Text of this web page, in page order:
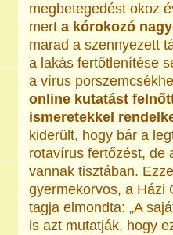
megbetegedést okoz
mert a kórokozó
marad a szennyezett
a lakás fertőtlenítése
a vírus
online kutatást
ismeretekkel
kiderült, hogy bár a
rotavírus fertőzést, de
vannak tisztában.
gyermekorvos, a Házi
tagja elmondta: „A
is azt mutatják, hogy